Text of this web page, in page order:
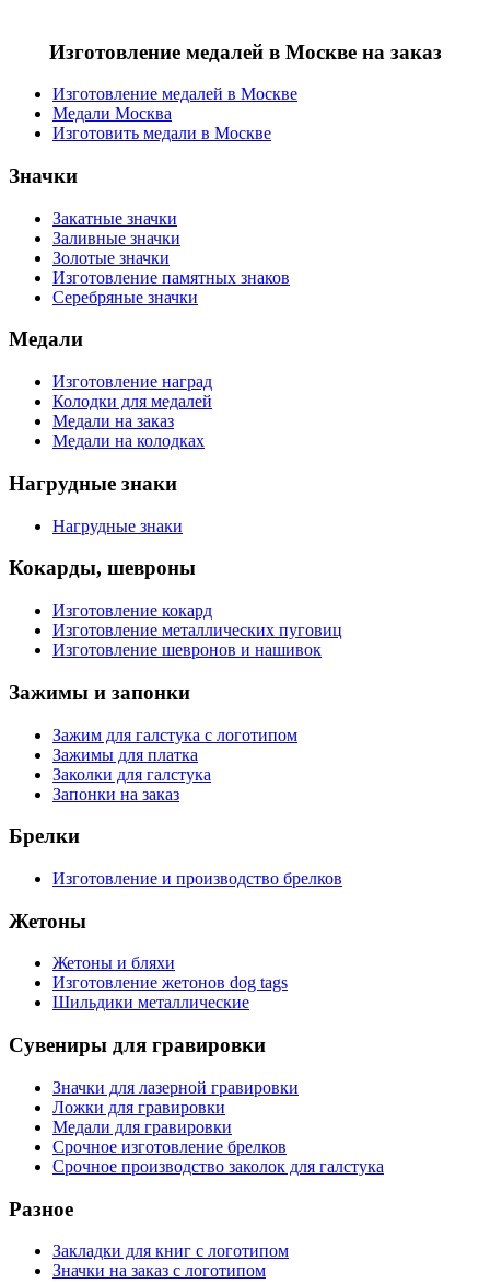
Изготовление медалей в Москве на заказ
Изготовление медалей в Москве
Медали Москва
Изготовить медали в Москве
Значки
Закатные значки
Заливные значки
Золотые значки
Изготовление памятных знаков
Серебряные значки
Медали
Изготовление наград
Колодки для медалей
Медали на заказ
Медали на колодках
Нагрудные знаки
Нагрудные знаки
Кокарды, шевроны
Изготовление кокард
Изготовление металлических пуговиц
Изготовление шевронов и нашивок
Зажимы и запонки
Зажим для галстука с логотипом
Зажимы для платка
Заколки для галстука
Запонки на заказ
Брелки
Изготовление и производство брелков
Жетоны
Жетоны и бляхи
Изготовление жетонов dog tags
Шильдики металлические
Сувениры для гравировки
Значки для лазерной гравировки
Ложки для гравировки
Медали для гравировки
Срочное изготовление брелков
Срочное производство заколок для галстука
Разное
Закладки для книг с логотипом
Значки на заказ с логотипом